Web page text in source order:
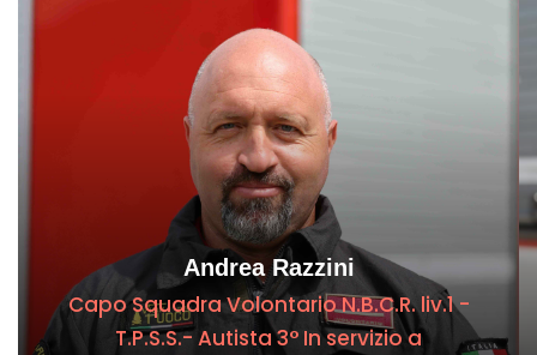
Andrea Razzini
Capo Squadra Volontario N.B.C.R. liv.1 -
T.P.S.S.- Autista 3° In servizio a